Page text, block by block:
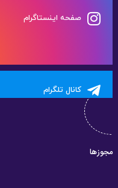
صفحه اینستاگرام
کانال تلگرام
مجوزها